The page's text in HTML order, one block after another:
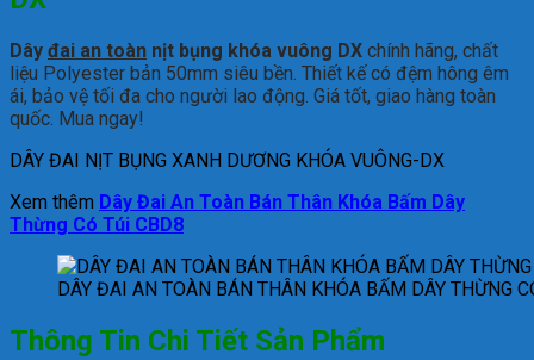
Dây đai an toàn nịt bụng khóa vuông DX chính hãng, chất
liệu Polyester bản 50mm siêu bền. Thiết kế có đệm hông êm
ái, bảo vệ tối đa cho người lao động. Giá tốt, giao hàng toàn
quốc. Mua ngay!
DÂY ĐAI NỊT BỤNG XANH DƯƠNG KHÓA VUÔNG-DX
Xem thêm Dây Đai An Toàn Bán Thân Khóa Bấm Dây
Thừng Có Túi CBD8
DÂY ĐAI AN TOÀN BÁN THÂN KHÓA BẤM DÂY THỪNG
Thông Tin Chi Tiết Sản Phẩm